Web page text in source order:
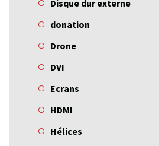
Disque dur externe
donation
Drone
DVI
Ecrans
HDMI
Hélices